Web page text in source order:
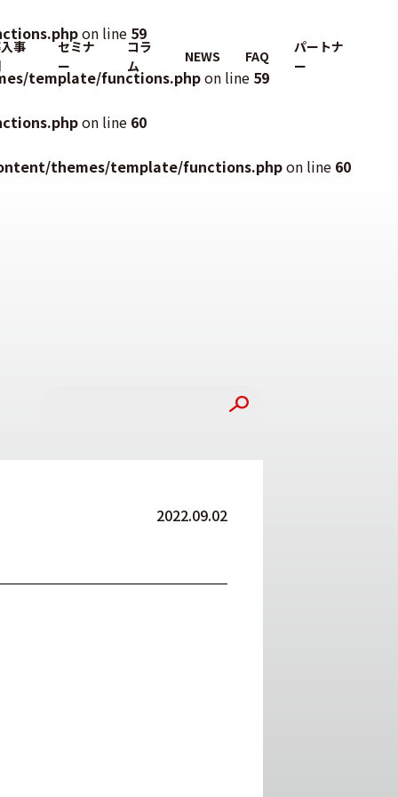
on line 59
template/functions.phpon line 59
on line 60
themes/template/functions.phpon line 60
事
セミナ
ー
コラ
ム
NEWS FAQ
パートナ
ー
2022.09.02